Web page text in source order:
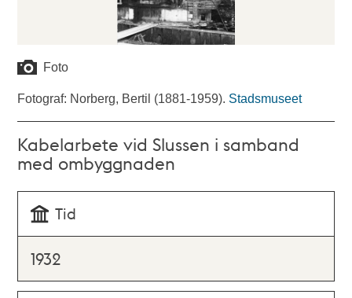
Foto
Fotograf: Norberg, Bertil (1881-1959). Stadsmuseet
Kabelarbete vid Slussen i samband
med ombyggnaden
Tid
1932